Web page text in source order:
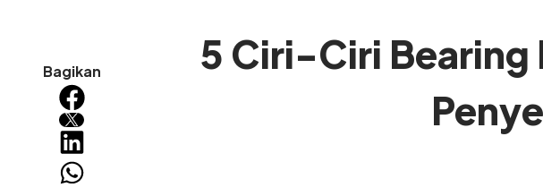
Bagikan
5 Ciri-Ciri Bearing